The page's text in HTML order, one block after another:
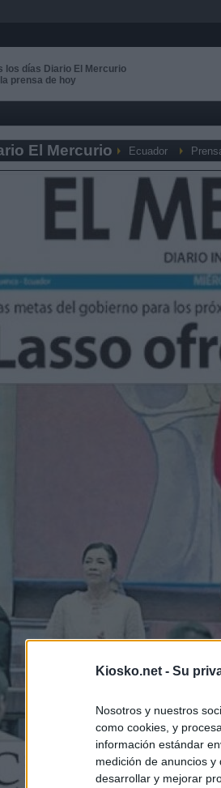
Kiosko.net - Su
Nosotros y nuestros
como cookies, y
información estándar
medición de anuncios
desarrollar y mejorar
los días Diario El Mercurio
prensa de hoy
El Mercurio Ecuador